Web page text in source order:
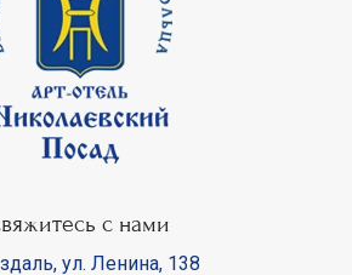
с нами
, ул. Ленина, 138